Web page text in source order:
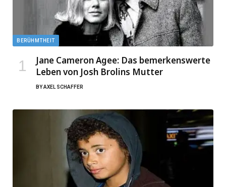
BERÜHMTHEIT
Jane Cameron Agee: Das bemerkenswerte
Leben von Josh Brolins Mutter
BYAXEL SCHAFFER